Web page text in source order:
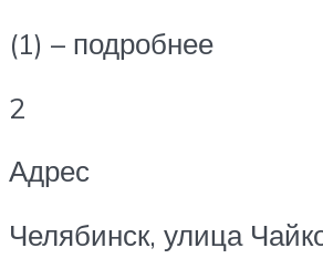
(1) – подробнее
2
Адрес
Челябинск, улица